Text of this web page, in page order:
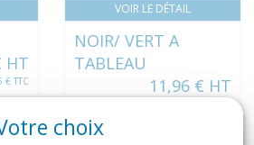
HT
€ TTC
VOIR LE DÉTAIL
NOIR/ VERT A
TABLEAU
11,96 € HT
choix